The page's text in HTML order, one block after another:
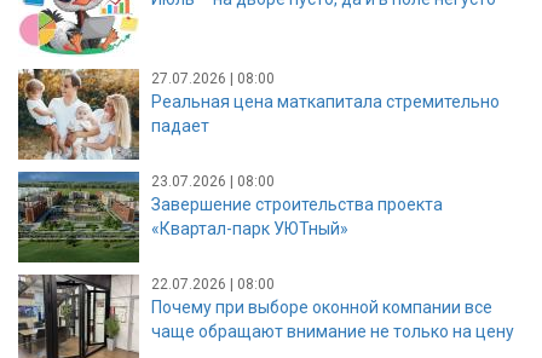
27.07.2026 | 08:00
Реальная цена маткапитала стремительно
падает
23.07.2026 | 08:00
Завершение строительства проекта
«Квартал-парк УЮТный»
22.07.2026 | 08:00
Почему при выборе оконной компании все
чаще обращают внимание не только на цену